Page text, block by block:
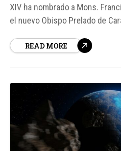
XIV ha nombrado a Mons.
el nuevo Obispo Prelado de
León XIV tiene una conexión
READ MORE